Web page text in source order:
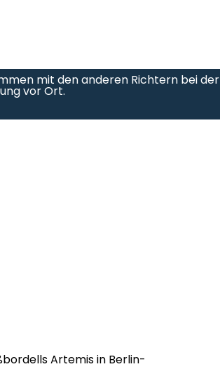
mit den anderen Richtern bei der
vor Ort.
Artemis in Berlin-